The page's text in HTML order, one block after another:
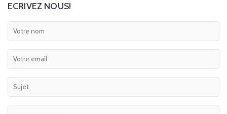
ECRIVEZ NOUS!